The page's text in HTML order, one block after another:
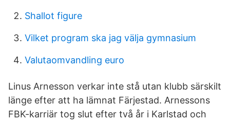
Shallot figure
Vilket program ska jag välja gymnasium
Valutaomvandling euro
Linus Arnesson verkar inte stå utan klubb särskilt
länge efter att ha lämnat Färjestad. Arnessons
FBK-karriär tog slut efter två år i Karlstad och